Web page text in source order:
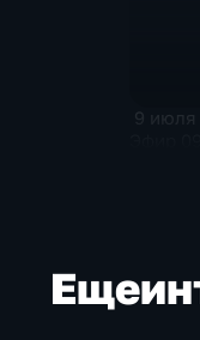
9 июля
Еще